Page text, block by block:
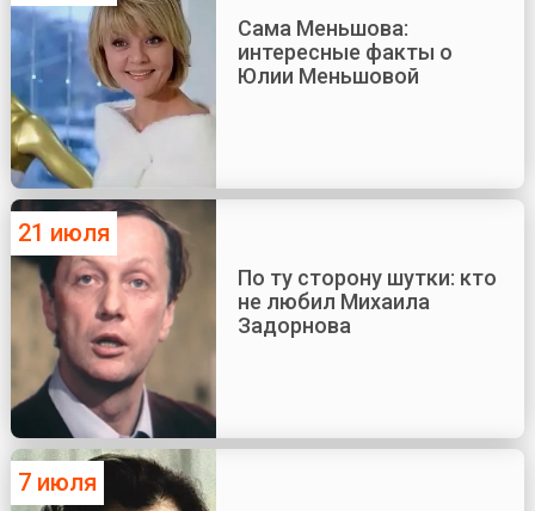
Сама Меньшова:
интересные факты о
Юлии Меньшовой
21 июля
По ту сторону шутки: кто
не любил Михаила
Задорнова
7 июля